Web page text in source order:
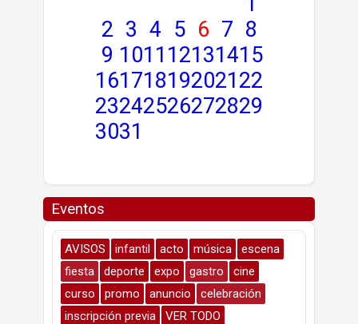
2 3 4 5 6 7 8
9 1011 12131415
16171819202122
23242526272829
3031
Eventos
AVISOS infantil acto música
escena
fiesta
deporte expo gastro
cine
curso
promo anuncio
celebración
inscripción previa
VER TODO